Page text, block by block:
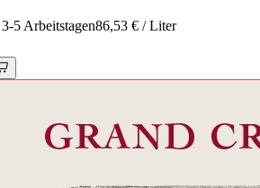
5 Arbeitstagen86,53 € / Liter